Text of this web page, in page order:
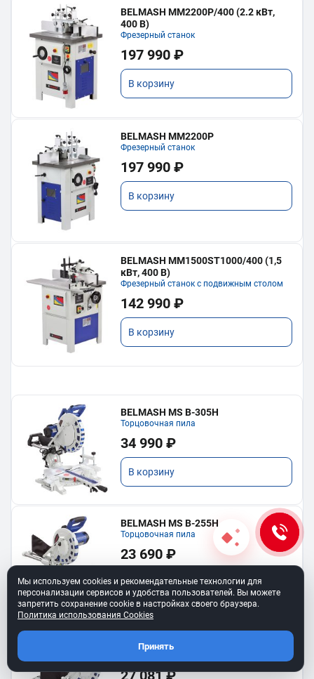
BELMASH MM2200P/400 (2.2 кВт,
400 В)
Фрезерный станок
197 990 ₽
В корзину
BELMASH MM2200P
Фрезерный станок
197 990 ₽
В корзину
BELMASH MM1500ST1000/400 (1,5
кВт, 400 В)
Фрезерный станок с подвижным столом
142 990 ₽
В корзину
BELMASH MS B-305H
Торцовочная пила
34 990 ₽
В корзину
BELMASH MS B-255H
Торцовочная пила
23 690 ₽
В корзину
BELMASH MS B-255H COMBO
Комплект: пила MS B-255H, диск диск
27 081 ₽
Мы используем cookies и рекомендательные технологии для
персонализации сервисов и удобства пользователей. Вы можете
запретить сохранение cookie в настройках своего браузера.
Политика использования Cookies
Принять